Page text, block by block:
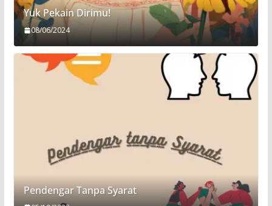
Yuk Pekain Dirimu!
08/06/2024
Pendengar Tanpa Syarat